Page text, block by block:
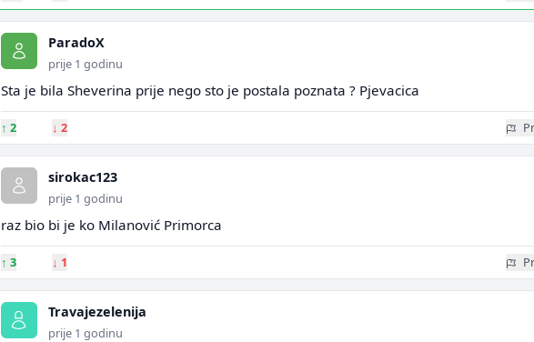
ParadoX
prije 1 godinu
Sta je bila Sheverina prije nego sto je postala poznata ? Pjevacica
↑ 2 ↓ 2
sirokac123
prije 1 godinu
raz bio bi je ko Milanović Primorca
↑ 3 ↓ 1
Travajezelenija
prije 1 godinu